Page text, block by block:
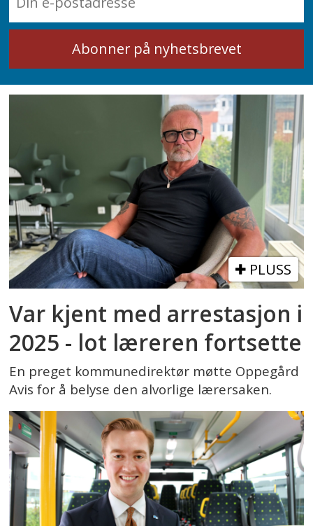
PLUSS
Var kjent med arrestasjon i
2025 - lot læreren fortsette
En preget kommunedirektør møtte Oppegård
Avis for å belyse den alvorlige lærersaken.